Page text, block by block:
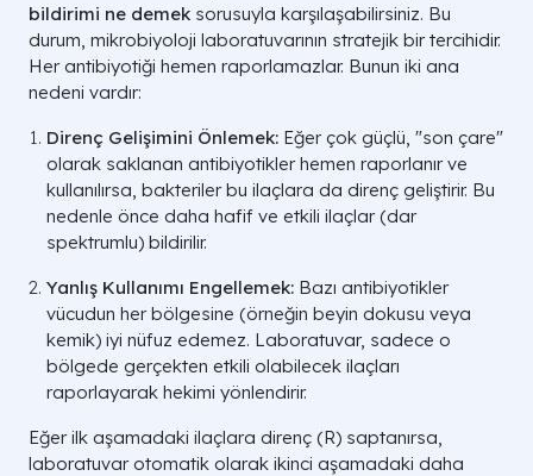
bildirimi ne demek sorusuyla karşılaşabilirsiniz. Bu
durum, mikrobiyoloji laboratuvarının stratejik bir tercihidir.
Her antibiyotiği hemen raporlamazlar. Bunun iki ana
nedeni vardır:
Direnç Gelişimini Önlemek: Eğer çok güçlü, "son çare"
olarak saklanan antibiyotikler hemen raporlanır ve
kullanılırsa, bakteriler bu ilaçlara da direnç geliştirir. Bu
nedenle önce daha hafif ve etkili ilaçlar (dar
spektrumlu) bildirilir.
Yanlış Kullanımı Engellemek: Bazı antibiyotikler
vücudun her bölgesine (örneğin beyin dokusu veya
kemik) iyi nüfuz edemez. Laboratuvar, sadece o
bölgede gerçekten etkili olabilecek ilaçları
raporlayarak hekimi yönlendirir.
Eğer ilk aşamadaki ilaçlara direnç (R) saptanırsa,
laboratuvar otomatik olarak ikinci aşamadaki daha